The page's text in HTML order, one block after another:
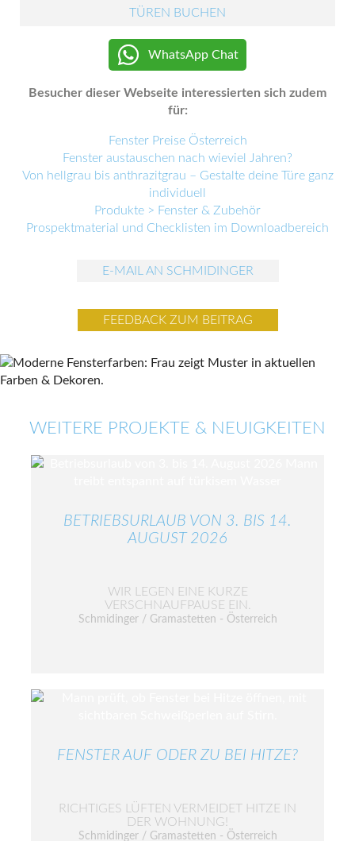
TÜREN BUCHEN
WhatsApp Chat
Besucher dieser Webseite interessierten sich zudem
für:
Fenster Preise Österreich
Fenster austauschen nach wieviel Jahren?
Von hellgrau bis anthrazitgrau – Gestalte deine Türe ganz
individuell
Produkte > Fenster & Zubehör
Prospektmaterial und Checklisten im Downloadbereich
E-MAIL AN SCHMIDINGER
FEEDBACK ZUM BEITRAG
WEITERE PROJEKTE & NEUIGKEITEN
BETRIEBSURLAUB VON 3. BIS 14.
AUGUST 2026
WIR LEGEN EINE KURZE
VERSCHNAUFPAUSE EIN.
Schmidinger / Gramastetten - Österreich
FENSTER AUF ODER ZU BEI HITZE?
RICHTIGES LÜFTEN VERMEIDET HITZE IN
DER WOHNUNG!
Schmidinger / Gramastetten - Österreich